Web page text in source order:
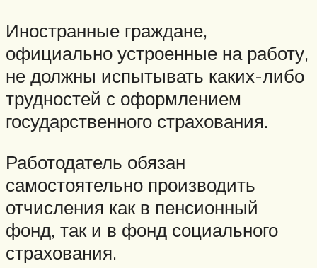
Иностранные граждане,
официально устроенные на работу,
не должны испытывать каких-либо
трудностей с оформлением
государственного страхования.
Работодатель обязан
самостоятельно производить
отчисления как в пенсионный
фонд, так и в фонд социального
страхования.